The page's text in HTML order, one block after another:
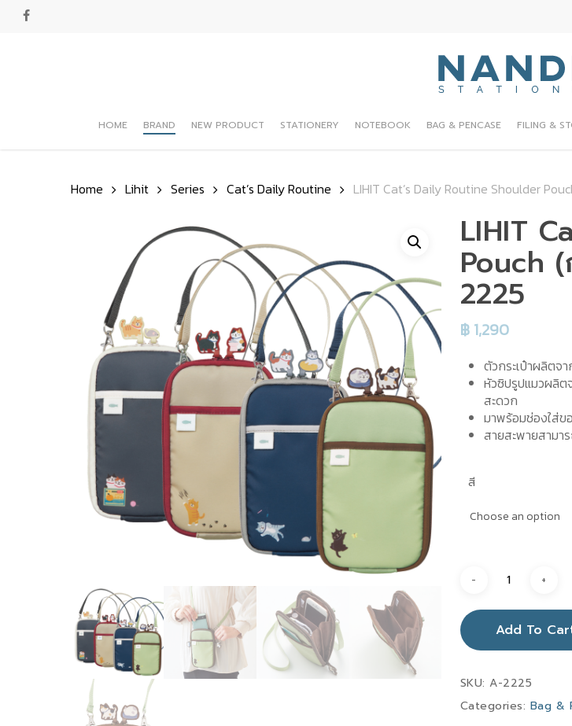
facebook
Hit enter to search or ESC to close
HOME BRAND NEW PRODUCT STATIONERY NOTEBOOK BAG & PENCASE FILING &
Home Lihit Series Cat’s Daily Routine LIHIT Cat’s Daily Routine Shoulder
LIHIT
Pouch (
2225
฿1,290
ตัวกระเป๋าผลิต
หัวซิปรูปแมวผลิต
สะดวก
มาพร้อมช่องใส่ข
สายสะพายสามา
สี
Add To
SKU:A-2225
Categories: Bag &